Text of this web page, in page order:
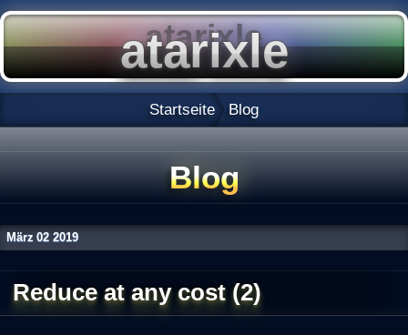
Startseite Blog
Blog
März 02 2019
Reduce at any cost (2)